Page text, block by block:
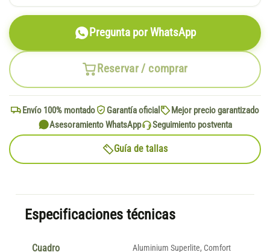
Reservar / comprar
Pregunta por WhatsApp
Envío 100% montado Garantía oficial
Mejor precio garantizado
Asesoramiento WhatsApp
Seguimiento postventa
Guía de tallas
Especificaciones técnicas
Cuadro
Aluminium Superlite, Comfort